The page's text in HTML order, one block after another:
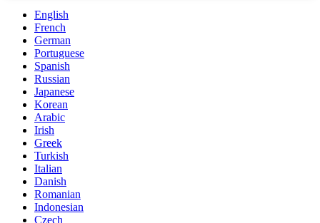
English
French
German
Portuguese
Spanish
Russian
Japanese
Korean
Arabic
Irish
Greek
Turkish
Italian
Danish
Romanian
Indonesian
Czech